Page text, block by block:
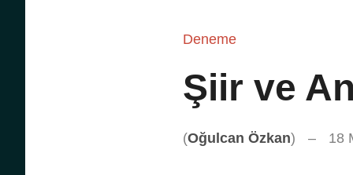
Deneme
Şiir ve
(Oğulcan Özkan) 18